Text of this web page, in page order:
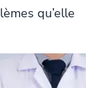
qu’elle